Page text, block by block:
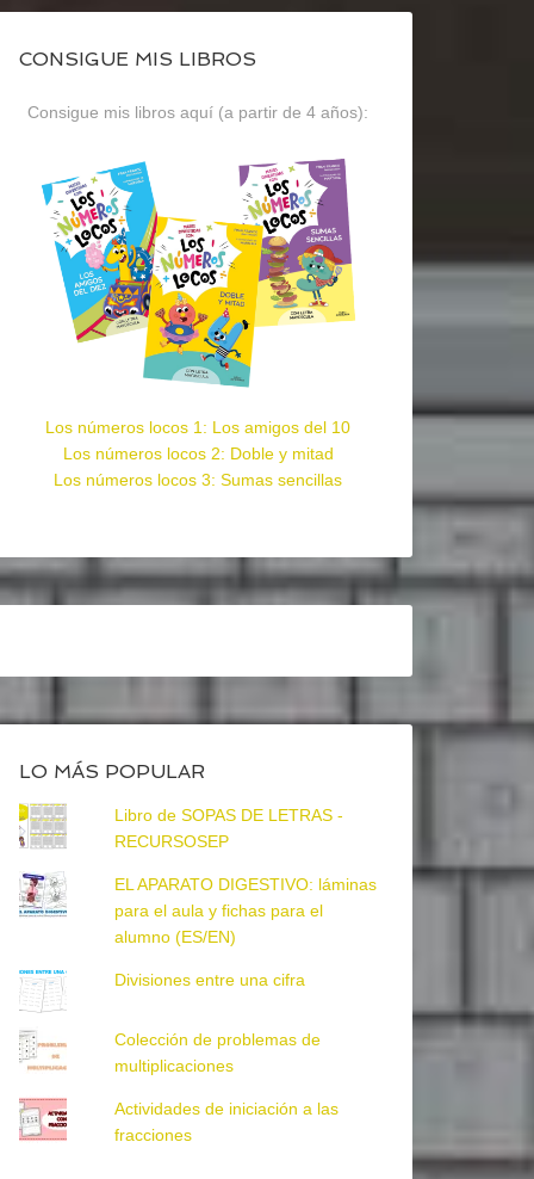
CONSIGUE MIS LIBROS
Consigue mis libros aquí (a partir de 4 años):
Los números locos 1: Los amigos del 10
Los números locos 2: Doble y mitad
Los números locos 3: Sumas sencillas
LO MÁS POPULAR
Libro de SOPAS DE LETRAS -
RECURSOSEP
EL APARATO DIGESTIVO: láminas
para el aula y fichas para el
alumno (ES/EN)
Divisiones entre una cifra
Colección de problemas de
multiplicaciones
Actividades de iniciación a las
fracciones